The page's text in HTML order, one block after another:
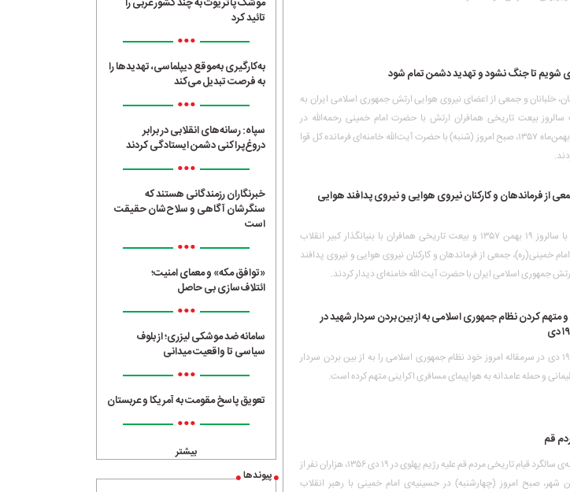
شویم تا جنگ نشود و تهدید دشمن تمام شود
خلبانان و جمعی از اعضای نیروی هوایی ارتش جمهوری اسلامی ایران به‌
بیعت تاریخی همافران ارتش با حضرت امام خمینی رحمه‌الله‌ در
نوزدهم بهمن‌ماه ۱۳۵۷، صبح امروز (شنبه) با حضرت آیت‌الله خامنه‌ای فرمانده کل قوا
از فرماندهان و کارکنان نیروی هوایی و نیروی پدافند هوایی
همزمان با سالروز ۱۹ بهمن ۱۳۵۷ و بیعت تاریخی همافران با بنیانگذار کبیر انقلاب
خمینی(ره)، جمعی از فرماندهان و کارکنان نیروی هوایی و نیروی پدافند
جمهوری اسلامی ایران با حضرت آیت الله خامنه‌ای دیدار کردند.
متهم کردن نظام جمهوری اسلامی به از بین بردن سردار شهید در
روزنامه ۱۹ دی در سرمقاله امروز خود نظام جمهوری اسلامی را به از بین بردن سردار
و حمله عامدانه به هواپیمای مسافری اکراینی متهم کرده است.
قم
در آستانه‌ی سالگرد قیام تاریخی مردم قم علیه رژیم پهلوی در ۱۹ دی ۱۳۵۶، هزاران نفر از
شهر، صبح امروز (چهارشنبه) در حسینیه‌ی امام خمینی با رهبر انقلاب
تائید کرد
•••
به‌کارگیری به‌موقع دیپلماسی، تهدیدها را
به فرصت تبدیل می‌کند
•••
سپاه: رسانه‌های انقلابی در برابر
دروغ‌پراکنی دشمن ایستادگی کردند
•••
خبرنگاران رزمندگانی هستند که
سنگرشان آگاهی و سلاح‌شان حقیقت
است
•••
«توافق مکه» و معمای امنیت؛
ائتلاف‌سازی بی حاصل
•••
سامانه ضد موشکی لیزری؛ از بلوف
سیاسی تا واقعیت میدانی
•••
تعویق پاسخ مقومت به آمریکا و عربستان
•••
بیشتر
پیوندها